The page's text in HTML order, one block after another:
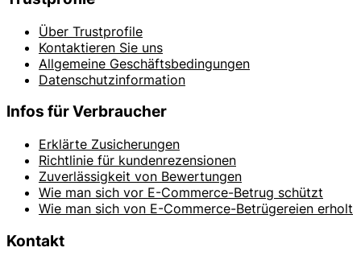
Über Trustprofile
Kontaktieren Sie uns
Allgemeine Geschäftsbedingungen
Datenschutzinformation
Infos für Verbraucher
Erklärte Zusicherungen
Richtlinie für kundenrezensionen
Zuverlässigkeit von Bewertungen
Wie man sich vor E-Commerce-Betrug schützt
Wie man sich von E-Commerce-Betrügereien erholt
Kontakt